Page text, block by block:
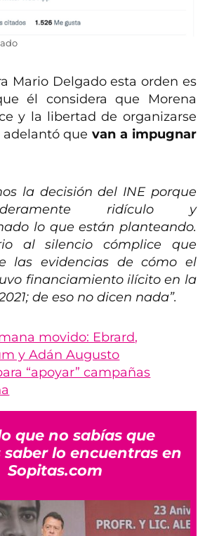
Mario Delgado esta orden es
él considera que Morena
y la libertad de organizarse
adelantó quevan a impugnar
la decisión del INE porque
ridículo y
lo que están planteando.
al silencio cómplice que
las evidencias de cómo el
financiamiento ilícito en la
de eso no dicen nada”.
movido: Ebrard,
y Adán Augusto
“apoyar” campañas
que no sabías que
saber lo encuentras en
Sopitas.com